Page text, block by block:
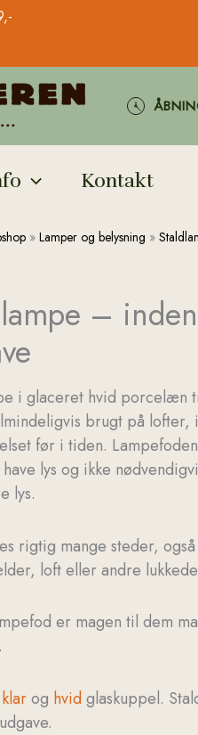
Kontakt
» Lamper og belysning »
–
i glaceret hvid porcelæn
brugt på
før i tiden.
lys og ikke
lys.
rigtig mange steder,
loft eller andre
er magen til dem
klarog hvidglaskuppel.